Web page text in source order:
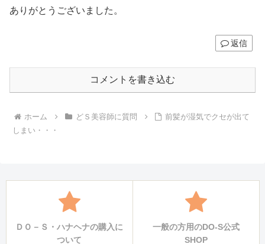
ありがとうございました。
返信
コメントを書き込む
ホーム どＳ美容師に質問
前髪が湿気でクセが出て
しまい・・・
ＤＯ－Ｓ・ハナヘナの購入に
ついて
一般の方用のDO-S公式
SHOP